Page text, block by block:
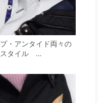
・アンタイド両々の
スタイル …